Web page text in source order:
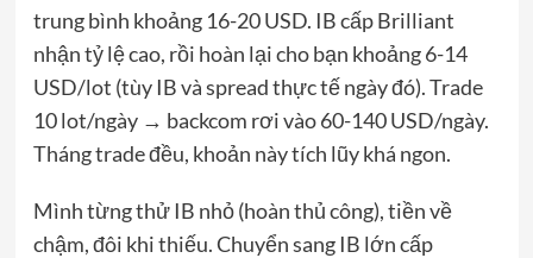
trung bình khoảng 16-20 USD. IB cấp Brilliant
nhận tỷ lệ cao, rồi hoàn lại cho bạn khoảng 6-14
USD/lot (tùy IB và spread thực tế ngày đó). Trade
10 lot/ngày → backcom rơi vào 60-140 USD/ngày.
Tháng trade đều, khoản này tích lũy khá ngon.
Mình từng thử IB nhỏ (hoàn thủ công), tiền về
chậm, đôi khi thiếu. Chuyển sang IB lớn cấp